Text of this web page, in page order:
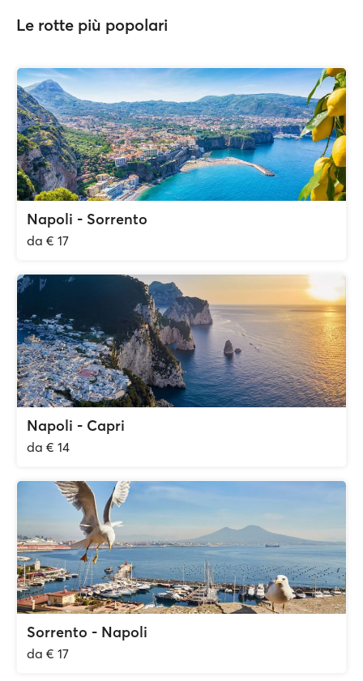
Le rotte più popolari
Napoli - Sorrento
da € 17
Napoli - Capri
da € 14
Sorrento - Napoli
da € 17